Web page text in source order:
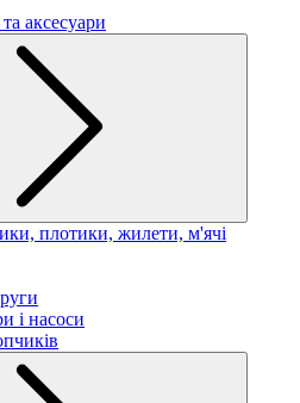
аксесуари
плотики, жилети, м'ячі
і насоси